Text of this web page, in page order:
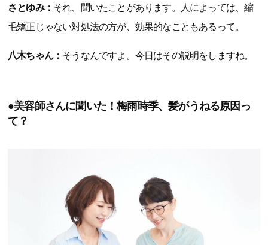
さとゆみ： それ、聞いたことがあります。人によっては、縮
毛矯正じゃない対処法の方が、効果的なこともあるって。
八木ちゃん： そうなんですよ。今日はその説明をしますね。
●美容師さんに聞いた！梅雨時季、髪がうねる原因っ
て？